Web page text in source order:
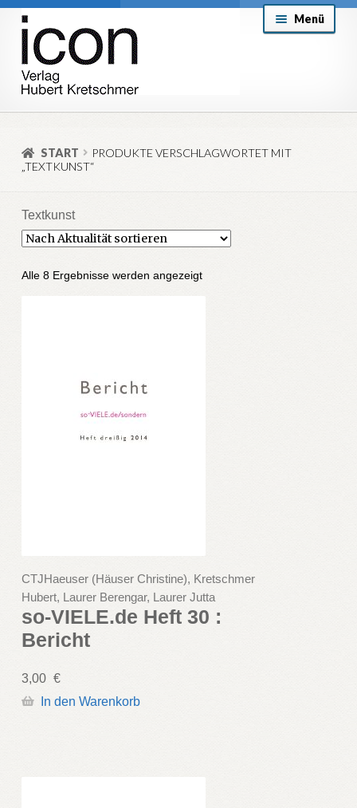
Zur
Navigation
springen
Zum
Inhalt
springen
Menü
About
Versand & Lieferung
Aktuell
START
PRODUKTE VERSCHLAGWORTET MIT
„TEXTKUNST“
Textkunst
Alle 8 Ergebnisse werden angezeigtNach
CTJHaeuser (Häuser Christine), Kretschmer
Hubert, Laurer Berengar, Laurer Jutta
so-VIELE.de Heft 30 :
Bericht
3,00 €
In den Warenkorb